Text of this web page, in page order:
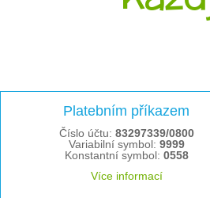
Platebním příkazem
Číslo účtu: 83297339/0800
Variabilní symbol: 9999
Konstantní symbol: 0558
Více informací